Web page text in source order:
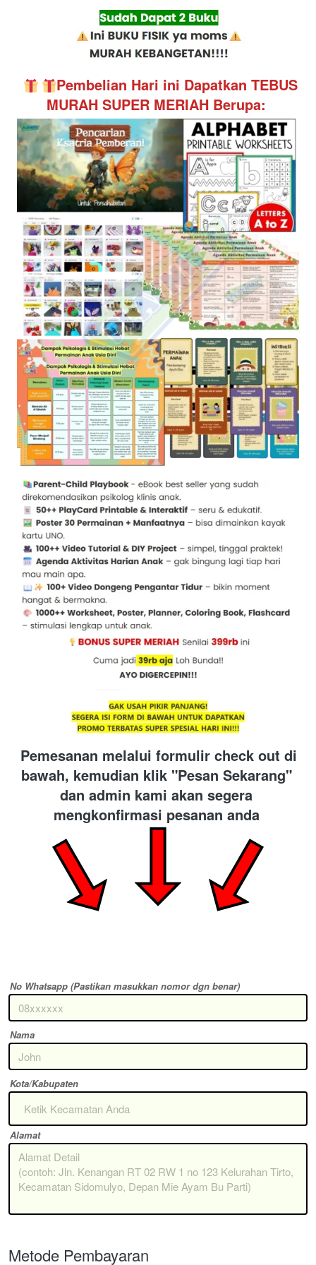
Pembelian Hari ini Dapatkan TEBUS
MURAH SUPER MERIAH Berupa:
Pemesanan melalui formulir check out di
bawah, kemudian klik "Pesan Sekarang"
dan admin kami akan segera
mengkonfirmasi pesanan anda
No Whatsapp (Pastikan masukkan nomor dgn benar)
Nama
Kota/Kabupaten
Ketik Kecamatan Anda
Alamat
Metode Pembayaran